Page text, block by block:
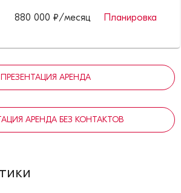
880 000 ₽/месяц Планировка
ПРЕЗЕНТАЦИЯ АРЕНДА
АРЕНДА БЕЗ КОНТАКТОВ